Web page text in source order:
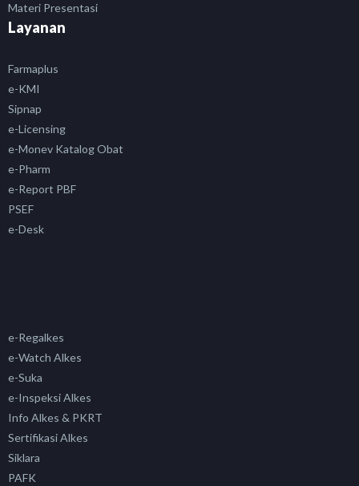
Materi Presentasi
Layanan
Farmaplus
e-KMI
Sipnap
e-Licensing
e-Monev Katalog Obat
e-Pharm
e-Report PBF
PSEF
e-Desk
e-Regalkes
e-Watch Alkes
e-Suka
e-Inspeksi Alkes
Info Alkes & PKRT
Sertifikasi Alkes
Siklara
PAFK